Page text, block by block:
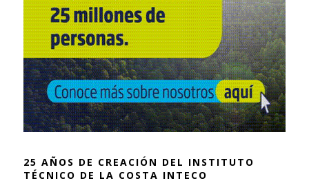
25 AÑOS DE CREACIÓN DEL INSTITUTO
TÉCNICO DE LA COSTA INTECO